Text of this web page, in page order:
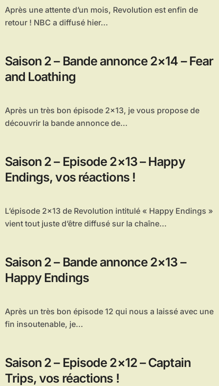
Après une attente d’un mois, Revolution est enfin de
retour ! NBC a diffusé hier...
Saison 2 – Bande annonce 2×14 – Fear
and Loathing
Après un très bon épisode 2×13, je vous propose de
découvrir la bande annonce de...
Saison 2 – Episode 2×13 – Happy
Endings, vos réactions !
L’épisode 2×13 de Revolution intitulé « Happy Endings »
vient tout juste d’être diffusé sur la chaîne...
Saison 2 – Bande annonce 2×13 –
Happy Endings
Après un très bon épisode 12 qui nous a laissé avec une
fin insoutenable, je...
Saison 2 – Episode 2×12 – Captain
Trips, vos réactions !